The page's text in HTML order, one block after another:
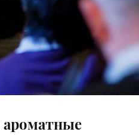
ароматные